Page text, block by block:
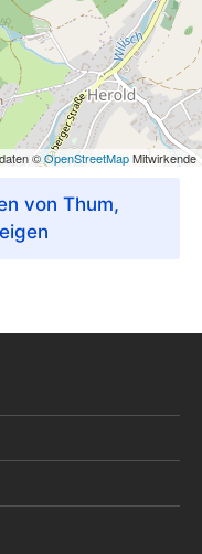
von Thum,